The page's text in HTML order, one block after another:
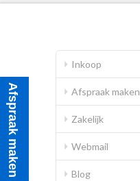
Inkoop
Afspraak maken
Zakelijk
Webmail
Blog
Afspraak maken